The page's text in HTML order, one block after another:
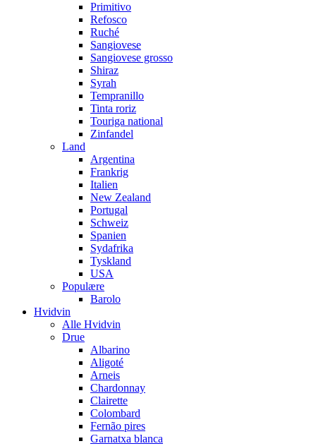
Primitivo
Refosco
Ruché
Sangiovese
Sangiovese grosso
Shiraz
Syrah
Tempranillo
Tinta roriz
Touriga national
Zinfandel
Land
Argentina
Frankrig
Italien
New Zealand
Portugal
Schweiz
Spanien
Sydafrika
Tyskland
USA
Populære
Barolo
Hvidvin
Alle Hvidvin
Drue
Albarino
Aligoté
Arneis
Chardonnay
Clairette
Colombard
Fernão pires
Garnatxa blanca